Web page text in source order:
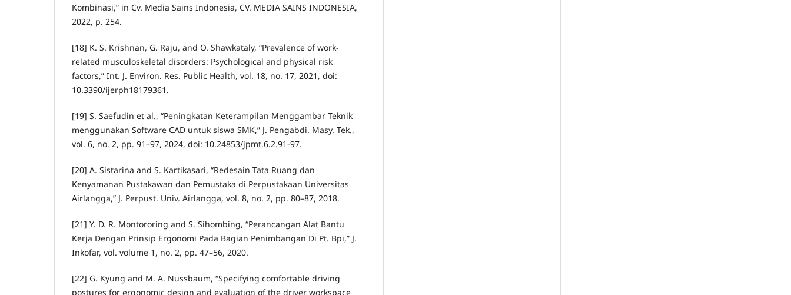
Kombinasi,” in Cv. Media Sains Indonesia, CV. MEDIA SAINS INDONESIA,
2022, p. 254.
[18] K. S. Krishnan, G. Raju, and O. Shawkataly, “Prevalence of work-
related musculoskeletal disorders: Psychological and physical risk
factors,” Int. J. Environ. Res. Public Health, vol. 18, no. 17, 2021, doi:
10.3390/ijerph18179361.
[19] S. Saefudin et al., “Peningkatan Keterampilan Menggambar Teknik
menggunakan Software CAD untuk siswa SMK,” J. Pengabdi. Masy. Tek.,
vol. 6, no. 2, pp. 91–97, 2024, doi: 10.24853/jpmt.6.2.91-97.
[20] A. Sistarina and S. Kartikasari, “Redesain Tata Ruang dan
Kenyamanan Pustakawan dan Pemustaka di Perpustakaan Universitas
Airlangga,” J. Perpust. Univ. Airlangga, vol. 8, no. 2, pp. 80–87, 2018.
[21] Y. D. R. Montororing and S. Sihombing, “Perancangan Alat Bantu
Kerja Dengan Prinsip Ergonomi Pada Bagian Penimbangan Di Pt. Bpi,” J.
Inkofar, vol. volume 1, no. 2, pp. 47–56, 2020.
[22] G. Kyung and M. A. Nussbaum, “Specifying comfortable driving
postures for ergonomic design and evaluation of the driver workspace